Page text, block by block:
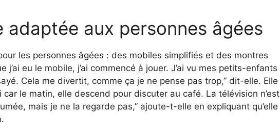
adaptée aux personnes âgées
les personnes âgées : des mobiles simplifiés et des montres
j’ai eu le mobile, j’ai commencé à jouer. J’ai vu mes petits-enfants
Cela me divertit, comme ça je ne pense pas trop,” dit-elle. Elle
car le matin, elle descend pour discuter au café. La télévision n’est
mais je ne la regarde pas,” ajoute-t-elle en expliquant qu’elle